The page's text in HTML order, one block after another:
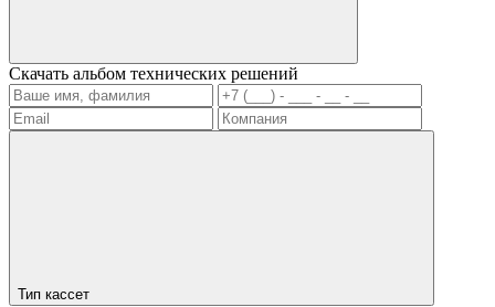
Скачать альбом технических решений
Тип кассет